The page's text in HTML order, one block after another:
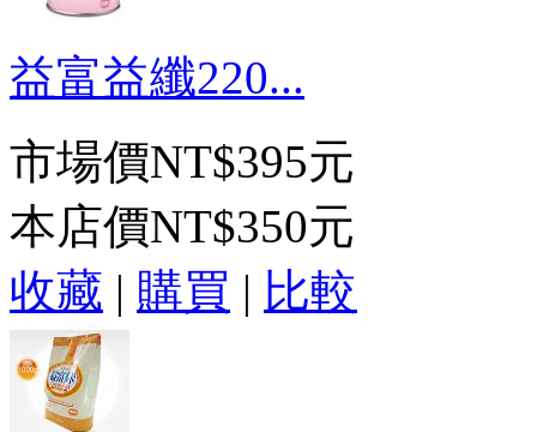
益富益纖220...
市場價NT$395元
本店價NT$350元
收藏 | 購買 | 比較